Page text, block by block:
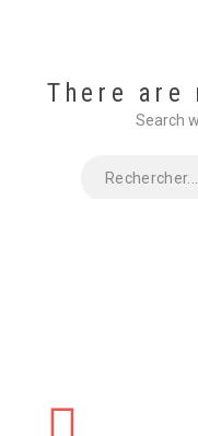
There are
Search